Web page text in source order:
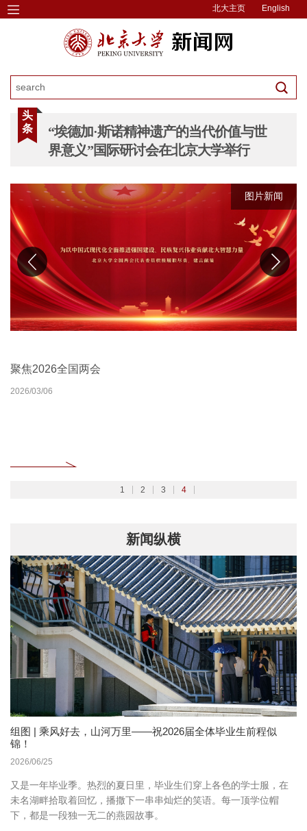
北大主页 English
头
条
“埃德加·斯诺精神遗产的当代价值与世
界意义”国际研讨会在北京大学举行
图片新闻
北京大学扎实开展树立和践行正确政绩观学习教育
2026/02/27
图片新闻
2026北京大学管理质效年
2026/03/30
图片新闻
北京大学深入学习贯彻党的二十届四中全会精神
2025/10/24
图片新闻
聚焦2026全国两会
2026/03/06
1 2 3 4
新闻纵横
组图 | 乘风好去，山河万里——祝2026届全体毕业生前程似
锦！
2026/06/25
又是一年毕业季。热烈的夏日里，毕业生们穿上各色的学士服，在
未名湖畔拾取着回忆，播撒下一串串灿烂的笑语。每一顶学位帽
下，都是一段独一无二的燕园故事。